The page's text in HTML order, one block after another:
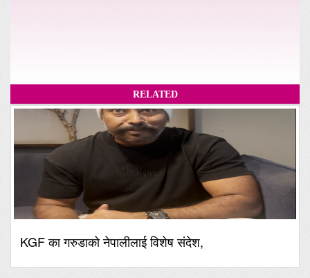
RELATED
KGF का गरुडाको नेपालीलाई विशेष संदेश,